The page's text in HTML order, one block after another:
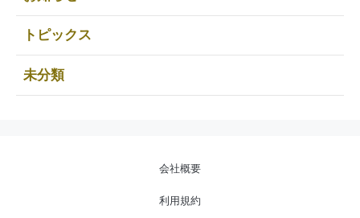
トピックス
未分類
会社概要
利用規約